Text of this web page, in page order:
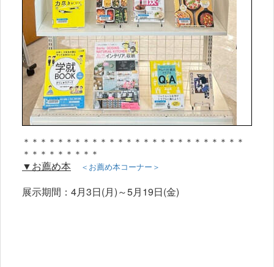
＊＊＊＊＊＊＊＊＊＊＊＊＊＊＊＊＊＊＊＊＊＊＊＊＊＊
＊＊＊＊＊＊＊＊＊
▼お薦め本 ＜お薦め本コーナー＞
展示期間：4月3日(月)～5月19日(金)